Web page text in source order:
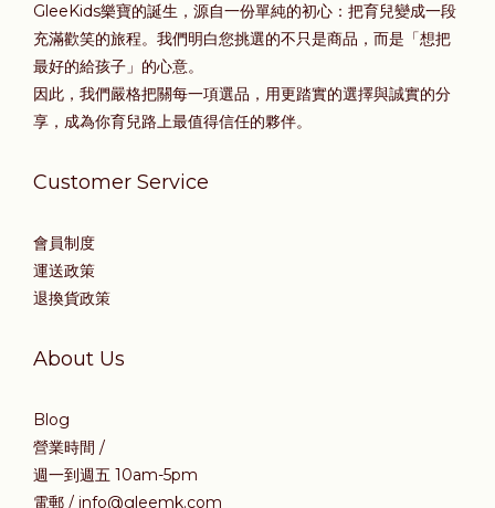
GleeKids樂寶的誕生，源自一份單純的初心：把育兒變成一段
充滿歡笑的旅程。我們明白您挑選的不只是商品，而是「想把
最好的給孩子」的心意。
因此，我們嚴格把關每一項選品，用更踏實的選擇與誠實的分
享，成為你育兒路上最值得信任的夥伴。
Customer Service
會員制度
運送政策
退換貨政策
About Us
Blog
營業時間 /
週一到週五 10am-5pm
電郵 / info@gleemk.com